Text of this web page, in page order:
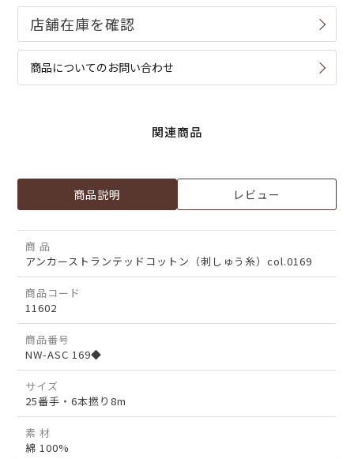
商品についてのお問い合わせ
関連商品
商品説明 レビュー
商 品
アンカーストランテッドコットン（刺しゅう糸）col.0169
商品コード
11602
商品番号
NW-ASC 169◆
サイズ
25番手・6本撚り8m
素 材
綿 100%